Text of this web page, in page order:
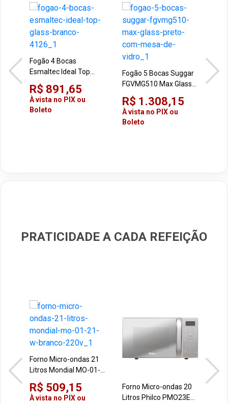
Fogão 4 Bocas
Esmaltec Ideal Top
Glass Branco 4126
R$ 891,65
À vista no PIX ou
Boleto
Fogão 5 Bocas Suggar
FGVMG510 Max Glass
Preto com Mesa de
Vidro
R$ 1.308,15
À vista no PIX ou
Boleto
PRATICIDADE A CADA REFEIÇÃO
Forno Micro-ondas 21
Litros Mondial MO-01-
21-W Branco 220V
R$ 509,15
À vista no PIX ou
Forno Micro-ondas 20
Litros Philco PMO23EB